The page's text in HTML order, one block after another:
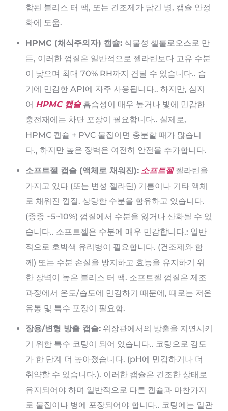
함된 블리스 터 팩, 또는 건조제가 담긴 병, 캡슐 안정
화에 도움.
HPMC (채식주의자) 캡슐: 식물성 셀룰로오스로 만
든, 이러한 껍질은 일반적으로 젤라틴보다 고유 수분
이 낮으며 최대 70% RH까지 견딜 수 있습니다.. 습
기에 민감한 API에 자주 사용됩니다.. 하지만, 심지
어 HPMC 캡슐흡습성이 매우 높거나 빛에 민감한
충전재에는 차단 포장이 필요합니다.. 실제로,
HPMC 캡슐 + PVC 물집이면 충분할 때가 많습니
다., 하지만 높은 장벽은 여전히 ​​안전을 추가합니다.
소프트젤 캡슐 (액체로 채워진): 소프트젤젤라틴을
가지고 있다 (또는 변성 젤라틴) 기름이나 기타 액체
로 채워진 껍질. 상당한 수분을 함유하고 있습니다.
(종종 ~5~10%) 껍질에서 수분을 잃거나 산화될 수 있
습니다.. 소프트젤은 수분에 매우 민감합니다.: 일반
적으로 호박색 유리병이 필요합니다. (건조제와 함
께) 또는 수분 손실을 방지하고 효능을 유지하기 위
한 장벽이 높은 블리스 터 팩. 소프트젤 껍질은 제조
과정에서 온도/습도에 민감하기 때문에, 때로는 저온
유통 및 특수 포장이 필요함.
장용/변형 방출 캡슐: 위장관에서의 방출을 지연시키
기 위한 특수 코팅이 되어 있습니다.. 코팅으로 감도
가 한 단계 더 높아졌습니다. (pH에 민감하거나 더
취약할 수 있습니다.). 이러한 캡슐은 건조한 상태로
유지되어야 하며 일반적으로 다른 캡슐과 마찬가지
로 물집이나 병에 포장되어야 합니다.. 코팅에는 일관